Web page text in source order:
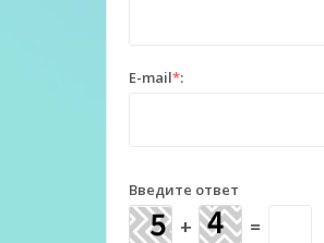
E-mail*:
Введите ответ
+ =